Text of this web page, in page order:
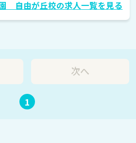
自由が丘校の求人一覧を見る
1
次へ